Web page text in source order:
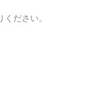
ださい。